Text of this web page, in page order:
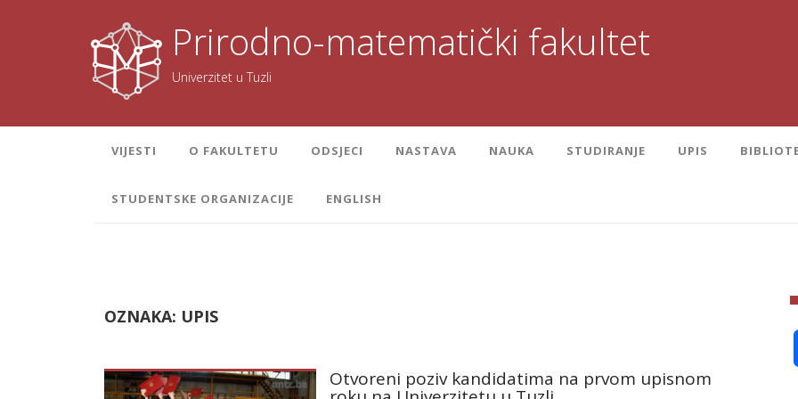
Prirodno-matematički fakultet
Univerzitet u Tuzli
VIJESTI O FAKULTETU ODSJECI NASTAVA NAUKA STUDIRANJE UPIS
STUDENTSKE ORGANIZACIJE ENGLISH
OZNAKA: UPIS
Otvoreni poziv kandidatima na prvom upisnom